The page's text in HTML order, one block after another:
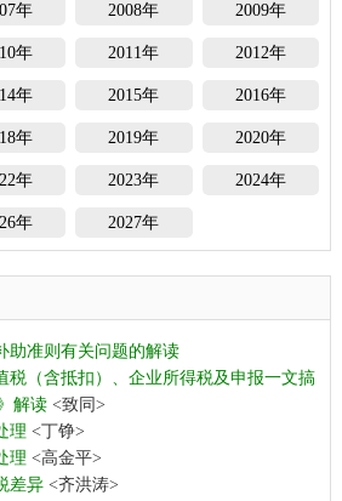
年 2008年 2009年
年 2011年 2012年
年 2015年 2016年
年 2019年 2020年
年 2023年 2024年
年 2027年
助准则有关问题的解读
税（含抵扣）、企业所得税及申报一文搞
解读<致同>
理 <丁铮>
理 <高金平>
差异 <齐洪涛>